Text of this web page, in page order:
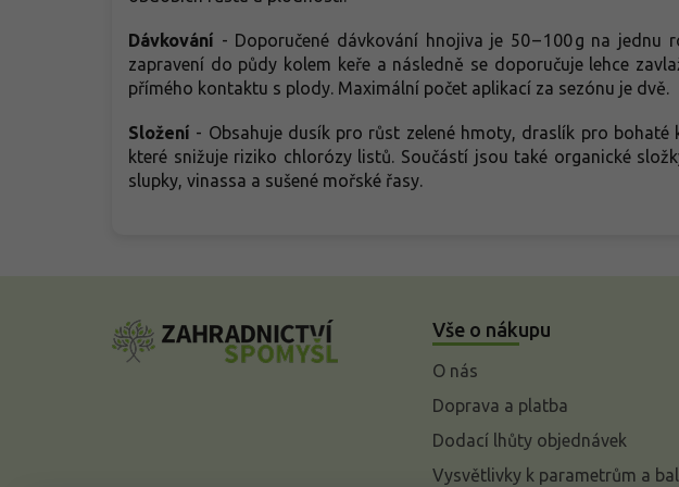
Dávkování - Doporučené dávkování hnojiva je 50 – 100 g na jednu
zapravení do půdy kolem keře a následně se doporučuje lehce
přímého kontaktu s plody. Maximální počet aplikací za sezónu je dvě.
Složení - Obsahuje dusík pro růst zelené hmoty, draslík pro bohaté
které snižuje riziko chlorózy listů. Součástí jsou také organické
slupky, vinassa a sušené mořské řasy.
Vše o nákupu
O nás
Doprava a platba
Dodací lhůty objednávek
Vysvětlivky k parametrům a